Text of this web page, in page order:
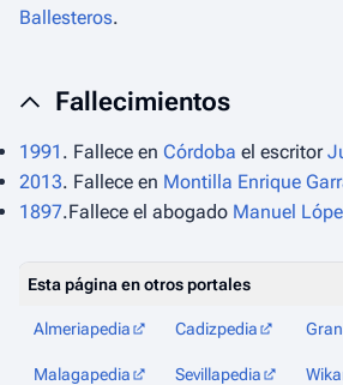
Ballesteros.
Fallecimientos
1991 . Fallece en Córdoba el escritor
2013. Fallece en Montilla Enrique
1897.Fallece el abogado Manuel
Esta página en otros portales
Almeriapedia Cadizpedia
Malagapedia Sevillapedia